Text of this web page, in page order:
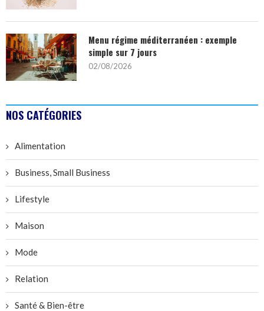
Menu régime méditerranéen : exemple
simple sur 7 jours
02/08/2026
NOS CATÉGORIES
Alimentation
Business, Small Business
Lifestyle
Maison
Mode
Relation
Santé & Bien-être